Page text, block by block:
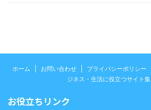
ホーム お問い合わせ プライバシーポリシー
ジネス・生活に役立つサイト集
お役立ちリンク